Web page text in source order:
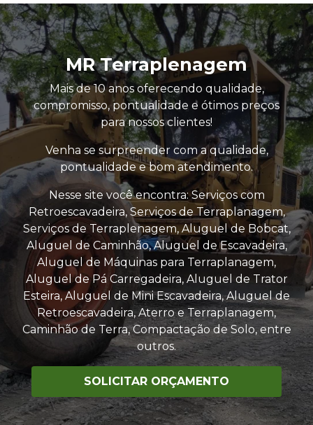
MR Terraplenagem
Mais de 10 anos oferecendo qualidade,
compromisso, pontualidade e ótimos preços
para nossos clientes!
Venha se surpreender com a qualidade,
pontualidade e bom atendimento.
Nesse site você encontra: Serviços com
Retroescavadeira, Serviços de Terraplanagem,
Serviços de Terraplenagem, Aluguel de Bobcat,
Aluguel de Caminhão, Aluguel de Escavadeira,
Aluguel de Máquinas para Terraplanagem,
Aluguel de Pá Carregadeira, Aluguel de Trator
Esteira, Aluguel de Mini Escavadeira, Aluguel de
Retroescavadeira, Aterro e Terraplanagem,
Caminhão de Terra, Compactação de Solo, entre
outros.
SOLICITAR ORÇAMENTO